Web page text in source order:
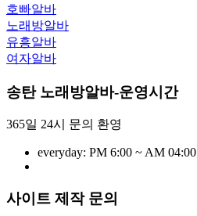
호빠알바
노래방알바
유흥알바
여자알바
송탄 노래방알바-운영시간
365일 24시 문의 환영
everyday: PM 6:00 ~ AM 04:00
사이트 제작 문의